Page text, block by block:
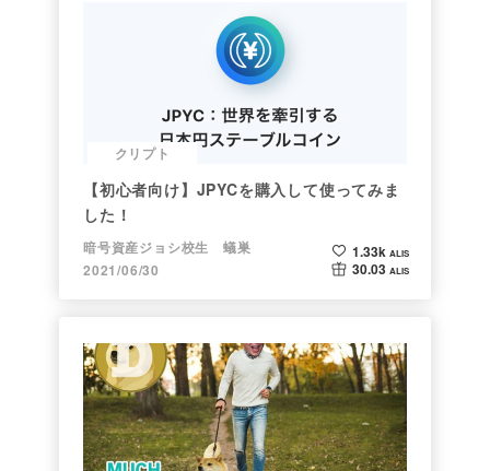
クリプト
【初心者向け】JPYCを購入して使ってみま
した！
暗号資産ジョシ校生 蟻巣
2021/06/30
1.33k ALIS
30.03 ALIS